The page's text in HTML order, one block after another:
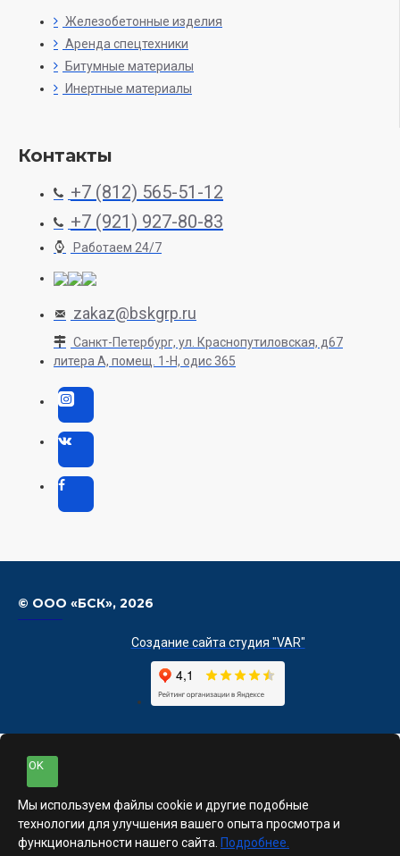
Железобетонные изделия
Аренда спецтехники
Битумные материалы
Инертные материалы
Контакты
+7 (812) 565-51-12
+7 (921) 927-80-83
Работаем 24/7
zakaz@bskgrp.ru
Санкт-Петербург, ул. Краснопутиловская, д67
литера А, помещ. 1-H, одис 365
© ООО «БСК», 2026
Создание сайта студия "VAR"
OK
Мы используем файлы cookie и другие подобные
технологии для улучшения вашего опыта просмотра и
функциональности нашего сайта. Подробнее.